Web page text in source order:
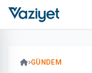
GÜNDEM